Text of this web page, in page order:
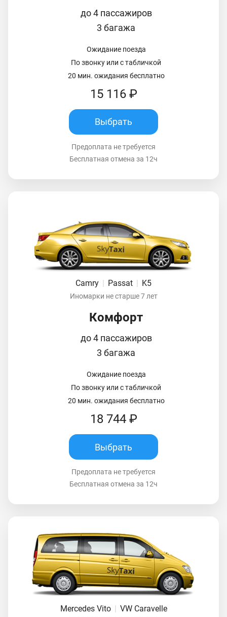
до 4 пассажиров
3 багажа
Ожидание поезда
По звонку или с табличкой
20 мин. ожидания бесплатно
15 116 ₽
Выбрать
Предоплата не требуется
Бесплатная отмена за 12ч
Camry Passat K5
Иномарки не старше 7 лет
Комфорт
до 4 пассажиров
3 багажа
Ожидание поезда
По звонку или с табличкой
20 мин. ожидания бесплатно
18 744 ₽
Выбрать
Предоплата не требуется
Бесплатная отмена за 12ч
Mercedes Vito | VW Caravelle